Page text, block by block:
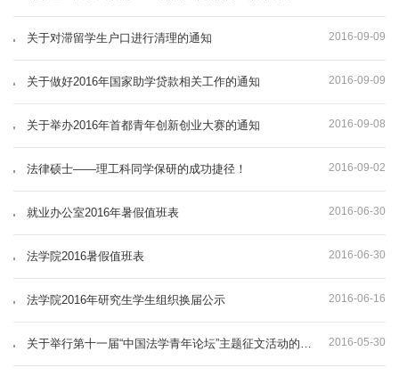
2016-09-09
关于对滞留学生户口进行清理的通知
2016-09-09
关于做好2016年国家助学贷款相关工作的通知
2016-09-08
关于举办2016年首都青年创新创业大赛的通知
2016-09-02
法律硕士——理工科同学保研的成功捷径！
2016-06-30
就业办公室2016年暑假值班表
2016-06-30
法学院2016暑假值班表
2016-06-16
法学院2016年研究生学生组织换届公示
2016-05-30